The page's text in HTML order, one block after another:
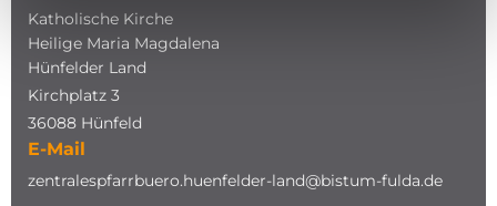
Katholische Kirche
Heilige Maria Magdalena
Hünfelder Land
Kirchplatz 3
36088 Hünfeld
E-Mail
zentralespfarrbuero.huenfelder-land@bistum-fulda.de